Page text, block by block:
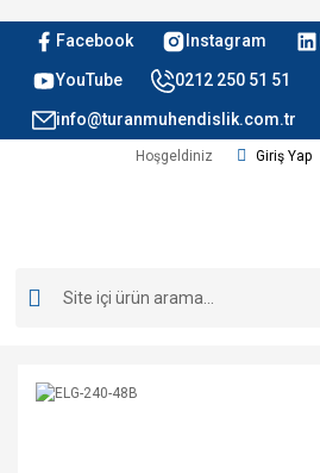
Facebook Instagram
YouTube 0212 250 51 51
info@turanmuhendislik.com.tr
Hoşgeldiniz Giriş Yap